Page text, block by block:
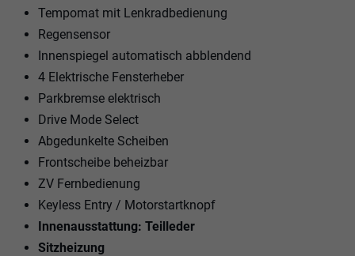
Tempomat mit Lenkradbedienung
Regensensor
Innenspiegel automatisch abblendend
4 Elektrische Fensterheber
Parkbremse elektrisch
Drive Mode Select
Abgedunkelte Scheiben
Frontscheibe beheizbar
ZV Fernbedienung
Keyless Entry / Motorstartknopf
Innenausstattung: Teilleder
Sitzheizung